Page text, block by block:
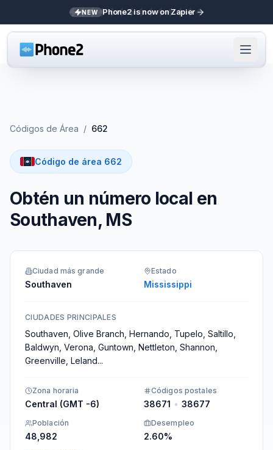
NEW Phone2 is now on Zapier
Códigos de Área / 662
Código de área 662
Obtén un número local en
Southaven, MS
Ciudad más grande
Southaven
Estado
Mississippi
CIUDADES PRINCIPALES
Southaven, Olive Branch, Hernando, Tupelo, Saltillo,
Baldwyn, Verona, Guntown, Nettleton, Shannon,
Greenville, Leland...
Zona horaria
Central (GMT -6)
Códigos postales
38671 • 38677
Población
48,982
Desempleo
2.60%